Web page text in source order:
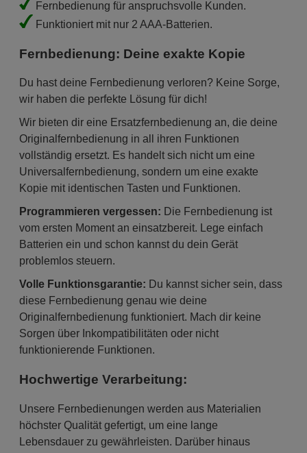
Fernbedienung für anspruchsvolle Kunden.
Funktioniert mit nur 2 AAA-Batterien.
Fernbedienung: Deine exakte Kopie
Du hast deine Fernbedienung verloren? Keine Sorge,
wir haben die perfekte Lösung für dich!
Wir bieten dir eine Ersatzfernbedienung an, die deine
Originalfernbedienung in all ihren Funktionen
vollständig ersetzt. Es handelt sich nicht um eine
Universalfernbedienung, sondern um eine exakte
Kopie mit identischen Tasten und Funktionen.
Programmieren vergessen: Die Fernbedienung ist
vom ersten Moment an einsatzbereit. Lege einfach
Batterien ein und schon kannst du dein Gerät
problemlos steuern.
Volle Funktionsgarantie: Du kannst sicher sein, dass
diese Fernbedienung genau wie deine
Originalfernbedienung funktioniert. Mach dir keine
Sorgen über Inkompatibilitäten oder nicht
funktionierende Funktionen.
Hochwertige Verarbeitung:
Unsere Fernbedienungen werden aus Materialien
höchster Qualität gefertigt, um eine lange
Lebensdauer zu gewährleisten. Darüber hinaus